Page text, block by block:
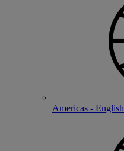
Americas - English